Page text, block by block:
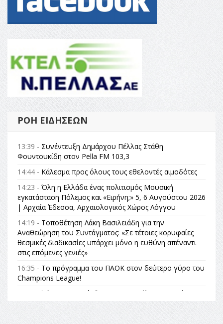
ΡΟΉ ΕΙΔΉΣΕΩΝ
13:39 - Συνέντευξη Δημάρχου Πέλλας Στάθη
Φουντουκίδη στον Pella FM 103,3
14:44 - Κάλεσμα προς όλους τους εθελοντές αιμοδότες
14:23 - Όλη η Ελλάδα ένας πολιτισμός Μουσική
εγκατάσταση Πόλεμος και «Ειρήνη;» 5, 6 Αυγούστου 2026
| Αρχαία Έδεσσα, Αρχαιολογικός Χώρος Λόγγου
14:19 - Τοποθέτηση Λάκη Βασιλειάδη για την
Αναθεώρηση του Συντάγματος: «Σε τέτοιες κορυφαίες
θεσμικές διαδικασίες υπάρχει μόνο η ευθύνη απέναντι
στις επόμενες γενιές»
16:35 - Το πρόγραμμα του ΠΑΟΚ στον δεύτερο γύρο του
Champions League!
Όλυμπος: Εντάχθηκε στον Κατάλογο Παγκόσμιας
Κληρονομιάς της UNESCO – Ομόφωνη η απόφαση Ο
Όλυμπος αναγνωρίστηκε ως φυσικό και πολιτιστικό